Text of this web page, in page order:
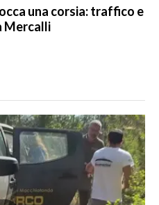
una corsia: traffico e
Mercalli